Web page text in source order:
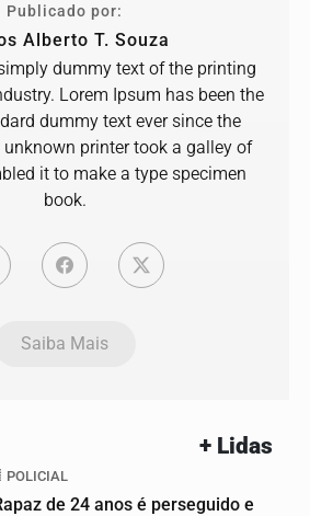
Publicado por:
Alberto T. Souza
dummy text of the printing
Lorem Ipsum has been the
dummy text ever since the
unknown printer took a galley of
it to make a type specimen
book.
Saiba Mais
+ Lidas
POLICIAL
de 24 anos é perseguido e